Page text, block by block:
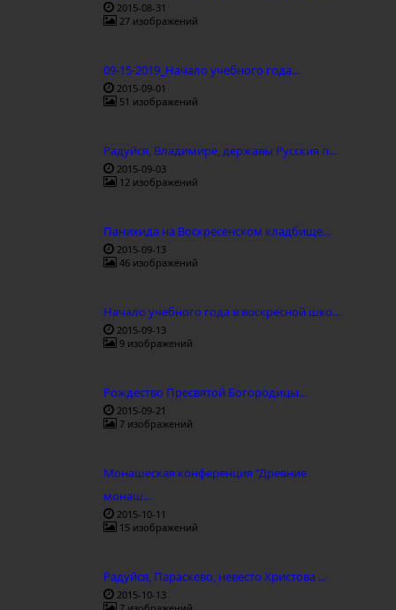
2015-08-31
27 изображений
09-15-2019_Начало учебного года...
2015-09-01
51 изображений
Радуйся, Владимире, державы Русския п...
2015-09-03
12 изображений
Панихида на Воскресенском кладбище...
2015-09-13
46 изображений
Начало учебного года в воскресной шко...
2015-09-13
9 изображений
Рождество Пресвятой Богородицы...
2015-09-21
7 изображений
Монашеская конференция "Древние
монаш...
2015-10-11
15 изображений
Радуйся, Параскево, невесто Христова ...
2015-10-13